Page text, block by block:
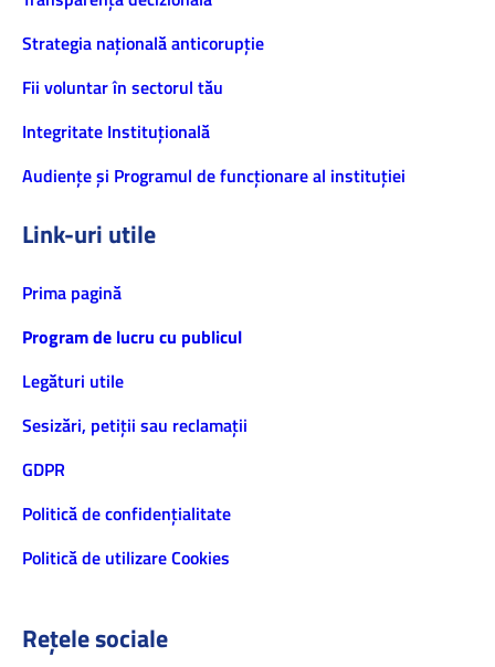
Strategia națională anticorupție
Fii voluntar în sectorul tău
Integritate Instituțională
Audiențe și Programul de funcționare al instituției
Link-uri utile
Prima pagină
Program de lucru cu publicul
Legături utile
Sesizări, petiţii sau reclamații
GDPR
Politică de confidenţialitate
Politică de utilizare Cookies
Rețele sociale